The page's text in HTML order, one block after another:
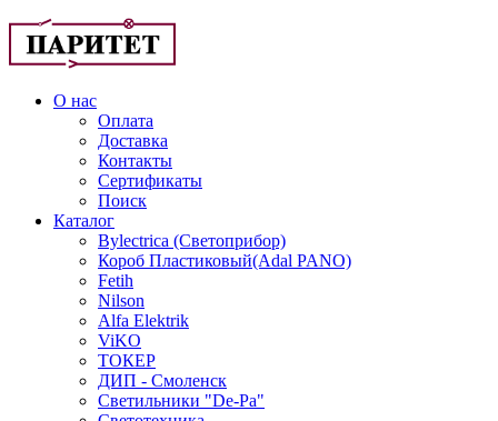
О нас
Оплата
Доставка
Контакты
Сертификаты
Поиск
Каталог
Bylectrica (Светоприбор)
Короб Пластиковый(Adal PANO)
Fetih
Nilson
Alfa Elektrik
ViKO
ТОКЕР
ДИП - Смоленск
Светильники "De-Pa"